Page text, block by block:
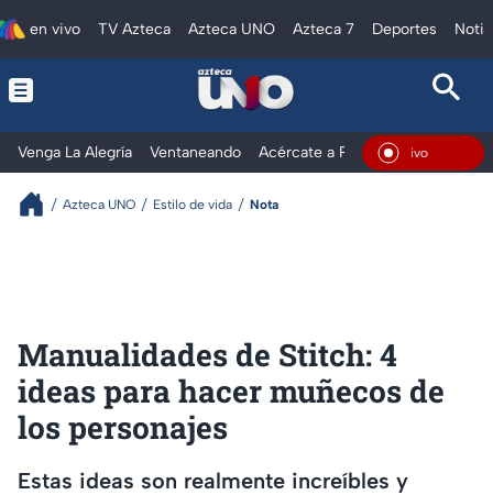
en vivo TV Azteca Azteca UNO Azteca 7 Deportes
Venga La Alegría Ventaneando Acércate a Rocío Al ExtremoEn
Azteca UNO Estilo de vida Nota
Manualidades de Stitch: 4
ideas para hacer muñecos de
los personajes
Estas ideas son realmente increíbles y